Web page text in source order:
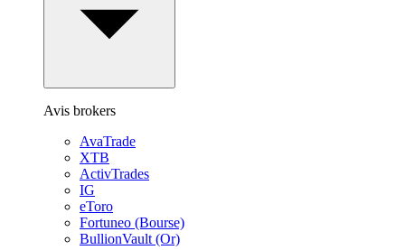
Avis brokers
AvaTrade
XTB
ActivTrades
IG
eToro
Fortuneo (Bourse)
BullionVault (Or)